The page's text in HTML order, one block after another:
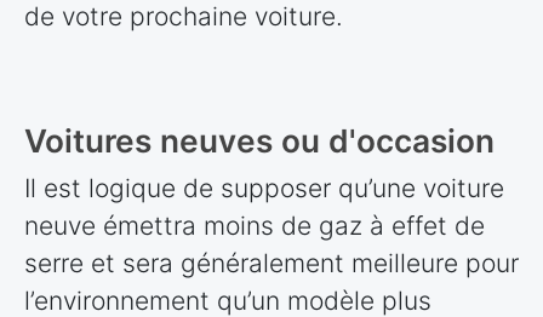
de votre prochaine voiture.
Voitures neuves ou d'occasion
Il est logique de supposer qu’une voiture
neuve émettra moins de gaz à effet de
serre et sera généralement meilleure pour
l’environnement qu’un modèle plus